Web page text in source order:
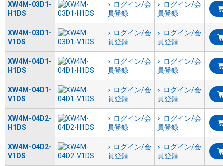
XW4M-03D1-
H1DS
ログイン/会
員登録
ログイン/会
員登録
XW4M-03D1-
V1DS
ログイン/会
員登録
ログイン/会
員登録
XW4M-04D1-
H1DS
ログイン/会
員登録
ログイン/会
員登録
XW4M-04D1-
V1DS
ログイン/会
員登録
ログイン/会
員登録
XW4M-04D2-
H1DS
ログイン/会
員登録
ログイン/会
員登録
XW4M-04D2-
V1DS
ログイン/会
員登録
ログイン/会
員登録